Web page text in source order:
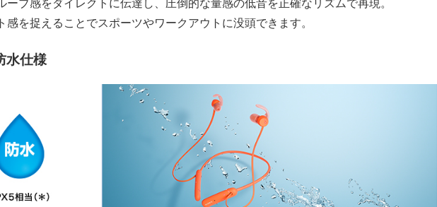
ーブ感をダイレクトに伝達し、圧倒的な量感の低音を正確なリズムで再現。
感を捉えることでスポーツやワークアウトに没頭できます。
水仕様